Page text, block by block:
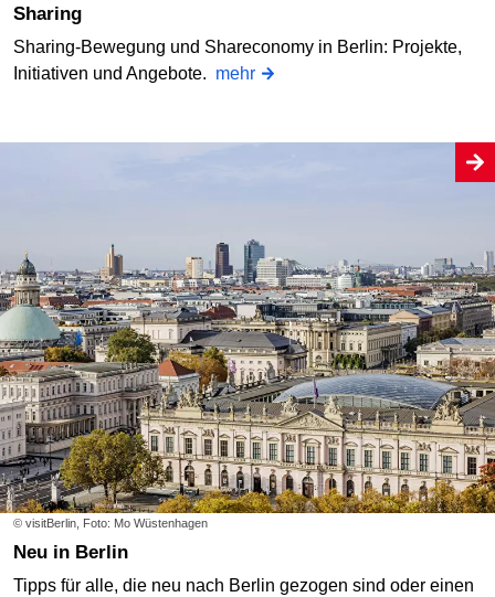
Sharing
Sharing-Bewegung und Shareconomy in Berlin: Projekte,
Initiativen und Angebote. mehr
© visitBerlin, Foto: Mo Wüstenhagen
Neu in Berlin
Tipps für alle, die neu nach Berlin gezogen sind oder einen